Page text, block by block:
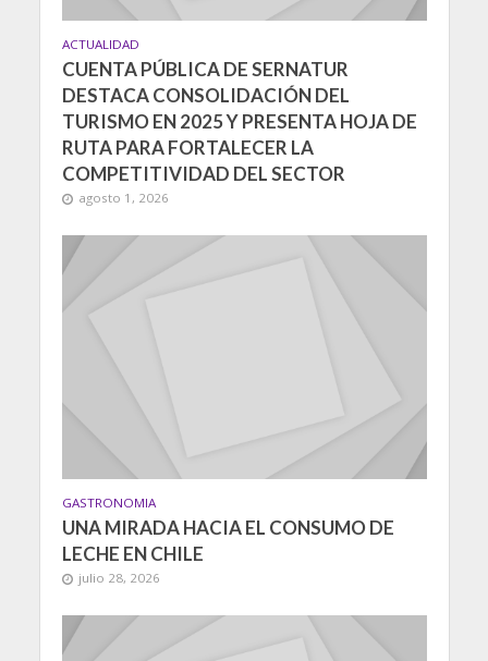
ACTUALIDAD
CUENTA PÚBLICA DE SERNATUR
DESTACA CONSOLIDACIÓN DEL
TURISMO EN 2025 Y PRESENTA HOJA DE
RUTA PARA FORTALECER LA
COMPETITIVIDAD DEL SECTOR
agosto 1, 2026
GASTRONOMIA
UNA MIRADA HACIA EL CONSUMO DE
LECHE EN CHILE
julio 28, 2026